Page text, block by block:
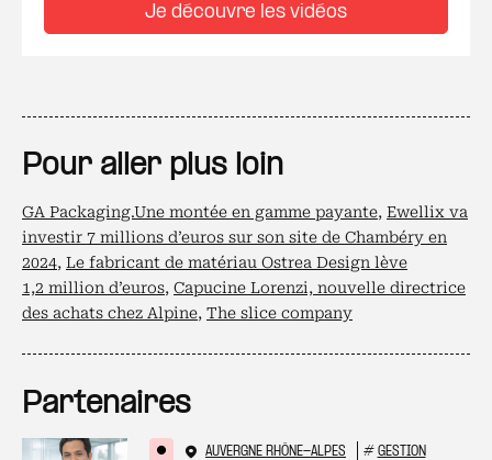
Je découvre les vidéos
Pour aller plus loin
GA Packaging.Une montée en gamme payante, Ewellix va
investir 7 millions d’euros sur son site de Chambéry en
2024, Le fabricant de matériau Ostrea Design lève
1,2 million d’euros, Capucine Lorenzi, nouvelle directrice
des achats chez Alpine, The slice company
Partenaires
AUVERGNE RHÔNE-ALPES # GESTION